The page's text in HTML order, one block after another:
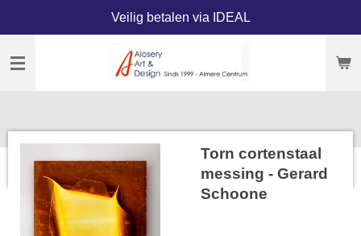
naar
Veilig betalen via IDEAL
Torn cortenstaal
messing - Gerard
Schoone